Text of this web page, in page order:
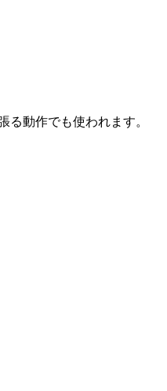
動作でも使われます。